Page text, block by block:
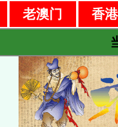
老澳门
香